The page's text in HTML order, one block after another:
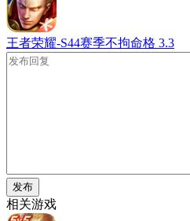
王者荣耀-S44赛季不拘命格 3.3
发布
相关游戏